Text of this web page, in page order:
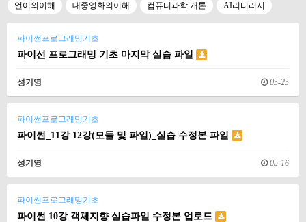
언어의이해 대중영화의이해 컴퓨터과학 개론 AI리터리시
파이썬프로그래밍기초
파이선 프로그래밍 기초 마지막 실습 파일
성기영 05-25
파이썬프로그래밍기초
파이썬_11강 12강(모듈 및 파일)_실습 수정본 파일
성기영 05-16
파이썬프로그래밍기초
파이썬 10강 객체지향 실습파일 수정본 업로드